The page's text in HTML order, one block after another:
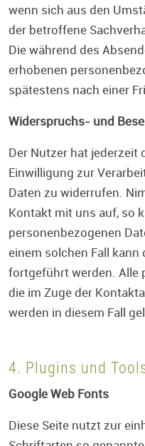
wenn sich aus den
der betroffene
Die während des
erhobenen
spätestens nach einer
Widerspruchs- und
Der Nutzer hat jederzeit
Einwilligung zur
Daten zu widerrufen.
Kontakt mit uns auf, so
personenbezogenen
einem solchen Fall
fortgeführt werden. Alle
die im Zuge der
werden in diesem Fall
4. Plugins und
Google Web Fonts
Diese Seite nutzt zur